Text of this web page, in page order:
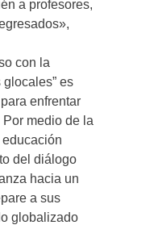
a profesores,
con la
es
enfrentar
medio de la
del diálogo
hacia un
a sus
globalizado